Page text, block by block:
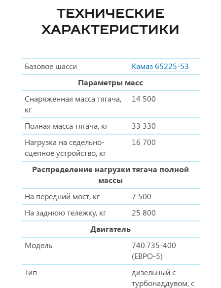
ТЕХНИЧЕСКИЕ
ХАРАКТЕРИСТИКИ
Базовое шасси
Камаз 65225-53
Параметры масс
Снаряженная масса тягача,
кг
14 500
Полная масса тягача, кг
33 330
Нагрузка на седельно-
сцепное устройство, кг
16 700
Распределение нагрузки тягача полной
массы
На передний мост, кг
7 500
На заднюю тележку, кг
25 800
Двигатель
Модель
740.735-400
(ЕВРО-5)
Тип
дизельный с
турбонаддувом, с